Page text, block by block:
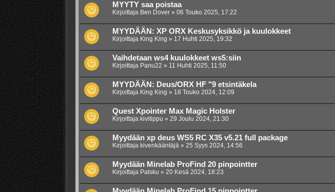
MYYTY saa poistaa
Kirjoittaja Ben Dover» 06 Touko 2025, 17:22
MYYDÄÄN: XP ORX Keskusyksikkö ja kuulokkeet
Kirjoittaja King King » 17 Huhti 2025, 19:32
Vaihdetaan ws4 kuulokkeet ws5:siin
Kirjoittaja Panu22 » 11 Huhti 2025, 11:50
MYYDÄÄN: Deus/ORX HF "9 etsintäkela
Kirjoittaja King King » 18 Touko 2024, 12:09
Quest Xpointer Max Magic Holster
Kirjoittaja kivitippu » 29 Joulu 2024, 21:30
Myydään xp deus WS5 RC X35 v5.21 full package
Kirjoittaja kivenkääntäjä» 25 Syys 2024, 14:56
Myydään Minelab ProFind 20 pinpointter
Kirjoittaja Patsku » 20 Kesä 2024, 18:23